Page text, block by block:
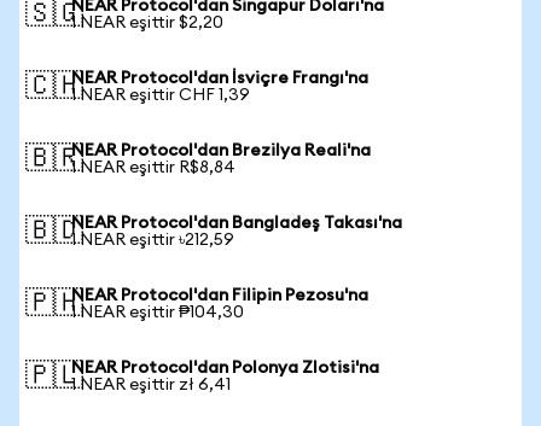
🇸🇬NEAR Protocol'dan Singapur Doları'na
1 NEAR eşittir $2,20
🇨🇭NEAR Protocol'dan İsviçre Frangı'na
1 NEAR eşittir CHF 1,39
🇧🇷NEAR Protocol'dan Brezilya Reali'na
1 NEAR eşittir R$8,84
🇧🇩NEAR Protocol'dan Bangladeş Takası'na
1 NEAR eşittir ৳212,59
🇵🇭NEAR Protocol'dan Filipin Pezosu'na
1 NEAR eşittir ₱104,30
🇵🇱NEAR Protocol'dan Polonya Zlotisi'na
1 NEAR eşittir zł 6,41